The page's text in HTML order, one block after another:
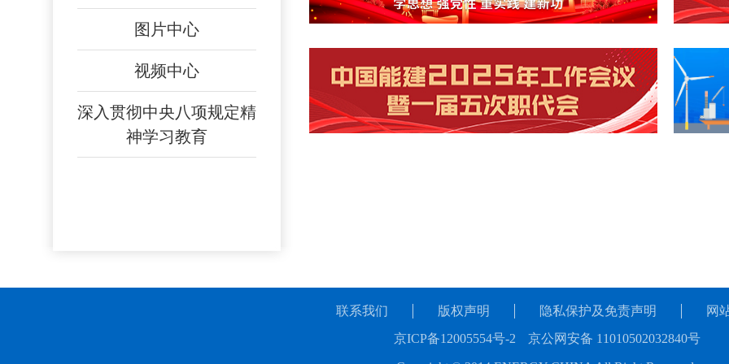
图片中心
视频中心
深入贯彻中央八项规定精
神学习教育
联系我们 版权声明 隐私保护及免责声明
网
京ICP备12005554号-2
京公网安备 11010502032840号